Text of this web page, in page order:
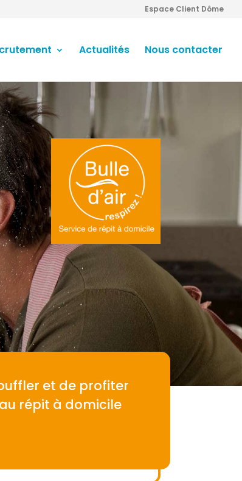
Espace Client Dôme
Actualités Nous contacter
et de profiter
répit à domicile